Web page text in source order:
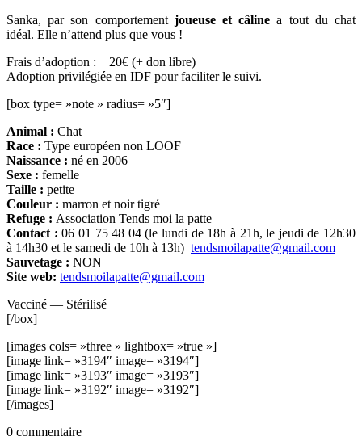
Sanka, par son comportement joueuse et câline a tout du chat
idéal. Elle n’attend plus que vous !
Frais d’adoption : 20€ (+ don libre)
Adoption privilégiée en IDF pour faciliter le suivi.
[box type= »note » radius= »5″]
Animal : Chat
Race : Type européen non LOOF
Naissance : né en 2006
Sexe : femelle
Taille : petite
Couleur : marron et noir tigré
Refuge : Association Tends moi la patte
Contact : 06 01 75 48 04 (le lundi de 18h à 21h, le jeudi de 12h30
à 14h30 et le samedi de 10h à 13h) tendsmoilapatte@gmail.com
Sauvetage : NON
Site web: tendsmoilapatte@gmail.com
Vacciné — Stérilisé
[/box]
[images cols= »three » lightbox= »true »]
[image link= »3194″ image= »3194″]
[image link= »3193″ image= »3193″]
[image link= »3192″ image= »3192″]
[/images]
0 commentaire